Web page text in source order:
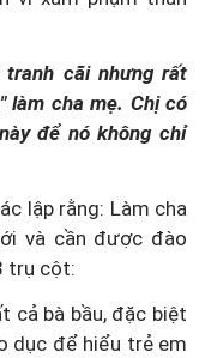
cãi nhưng rất
làm cha mẹ. Chị có
để nó không chỉ
lập rằng: Làm cha
và cần được đào
trụ cột:
cả bà bầu, đặc biệt
dục để hiểu trẻ em